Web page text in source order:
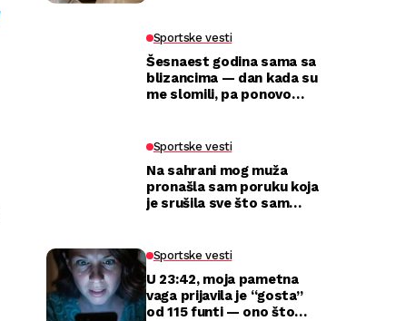
Sportske vesti
Šesnaest godina sama sa
blizancima — dan kada su
me slomili, pa ponovo
Sportske vesti
Na sahrani mog muža
pronašla sam poruku koja
je srušila sve što sam
Sportske vesti
U 23:42, moja pametna
vaga prijavila je “gosta”
od 115 funti — ono što